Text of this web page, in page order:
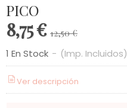
PICO
8,75 € 12,50 €
1 En Stock - (Imp. Incluidos)
Ver descripción